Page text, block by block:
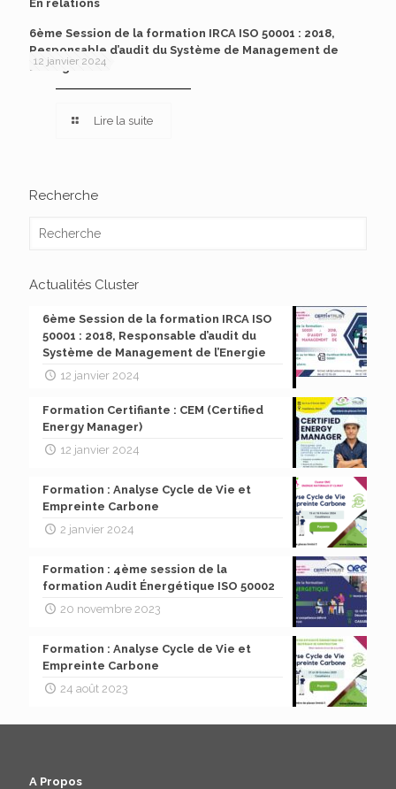
En relations
12 janvier 2024
6ème Session de la formation IRCA ISO 50001 : 2018,
Responsable d’audit du Système de Management de
l’Energie
Lire la suite
Recherche
Actualités Cluster
6ème Session de la formation IRCA ISO
50001 : 2018, Responsable d’audit du
Système de Management de l’Energie
12 janvier 2024
Formation Certifiante : CEM (Certified
Energy Manager)
12 janvier 2024
Formation : Analyse Cycle de Vie et
Empreinte Carbone
2 janvier 2024
Formation : 4ème session de la
formation Audit Énergétique ISO 50002
20 novembre 2023
Formation : Analyse Cycle de Vie et
Empreinte Carbone
24 août 2023
A Propos